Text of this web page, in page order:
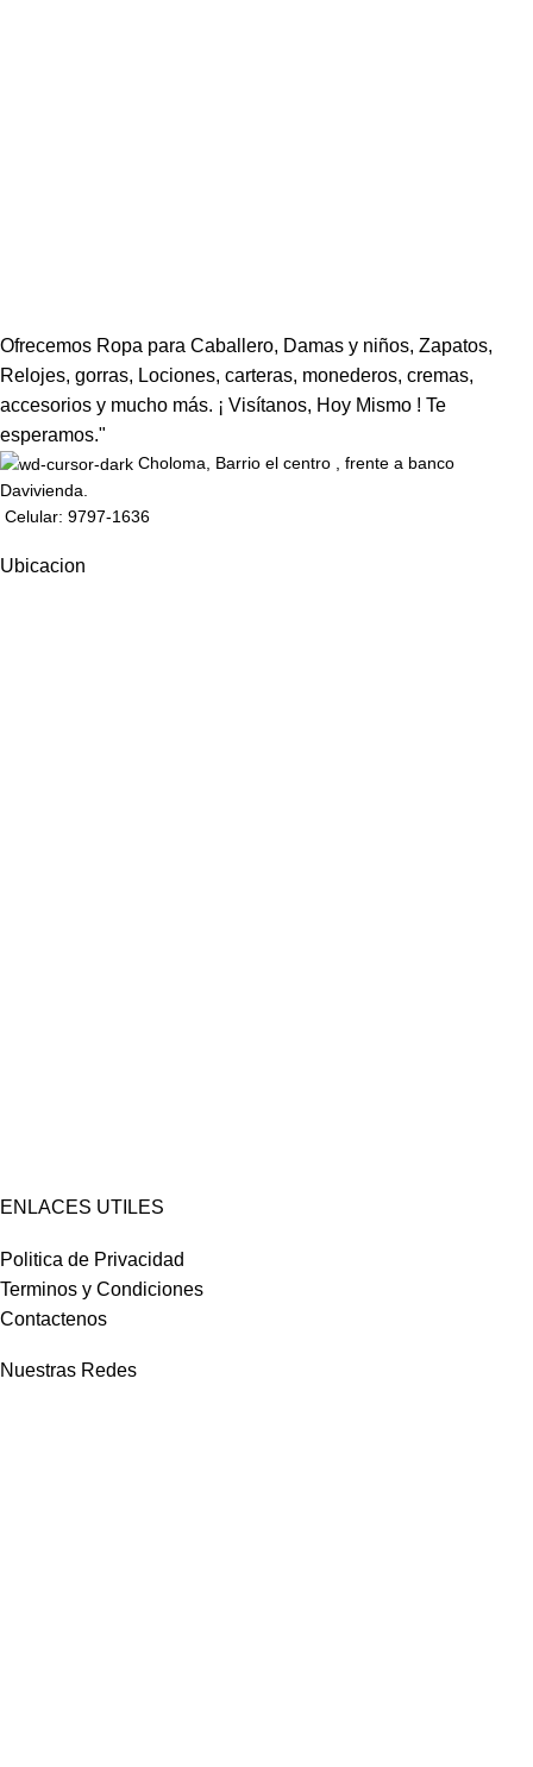
Ofrecemos Ropa para Caballero, Damas y niños, Zapatos,
Relojes, gorras, Lociones, carteras, monederos, cremas,
accesorios y mucho más. ¡ Visítanos, Hoy Mismo ! Te
esperamos."
Choloma, Barrio el centro , frente a banco
Davivienda.
Celular: 9797-1636
Ubicacion
ENLACES UTILES
Politica de Privacidad
Terminos y Condiciones
Contactenos
Nuestras Redes